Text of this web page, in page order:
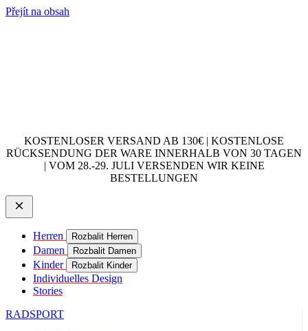
Přejít na obsah
KOSTENLOSER VERSAND AB 130€ | KOSTENLOSE
RÜCKSENDUNG DER WARE INNERHALB VON 30 TAGEN
| VOM 28.-29. JULI VERSENDEN WIR KEINE
BESTELLUNGEN
Herren Rozbalit Herren
Damen Rozbalit Damen
Kinder Rozbalit Kinder
Individuelles Design
Stories
RADSPORT